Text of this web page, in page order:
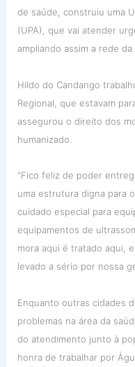
de saúde, construiu uma
(UPA), que vai atender
ampliando assim a rede da
Hildo do Candango
Regional, que estavam
assegurou o direito dos
humanizado.
“Fico feliz de poder
uma estrutura digna para
cuidado especial para
equipamentos de
mora aqui é tratado aqui,
levado a sério por nossa
Enquanto outras cidades
problemas na área da
do atendimento junto à
honra de trabalhar por